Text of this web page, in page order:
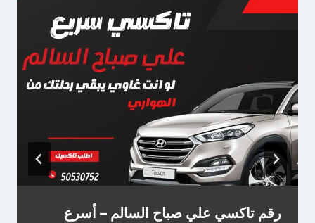
رقم تاكسي علي صباح السالم – أسرع